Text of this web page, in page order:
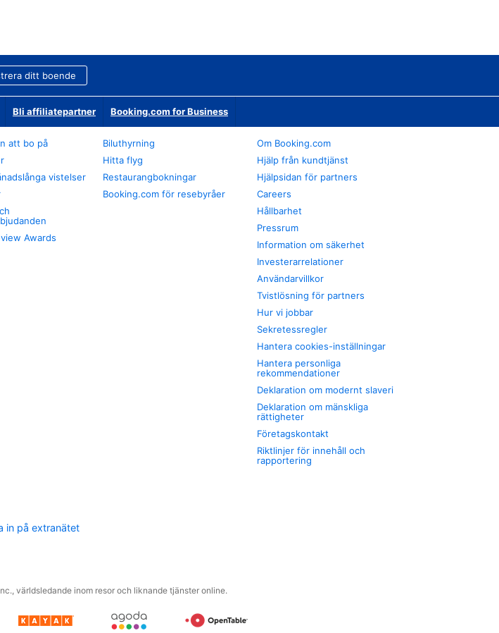
ditt boende
Bli affiliatepartner Booking.com for Business
att bo på
vistelser
Awards
Biluthyrning
Hitta flyg
Restaurangbokningar
Booking.com för resebyråer
Om Booking.com
Hjälp från kundtjänst
Hjälpsidan för partners
Careers
Hållbarhet
Pressrum
Information om säkerhet
Investerarrelationer
Användarvillkor
Tvistlösning för partners
Hur vi jobbar
Sekretessregler
Hantera cookies-inställningar
Hantera personliga
rekommendationer
Deklaration om modernt slaveri
Deklaration om mänskliga
rättigheter
Företagskontakt
Riktlinjer för innehåll och
rapportering
in på extranätet
världsledande inom resor och liknande tjänster online.